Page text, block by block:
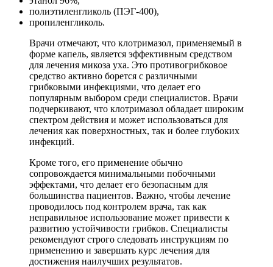
полиэтиленгликоль (ПЭГ-400),
пропиленгликоль.
Врачи отмечают, что клотримазол, применяемый в
форме капель, является эффективным средством
для лечения микоза уха. Это противогрибковое
средство активно борется с различными
грибковыми инфекциями, что делает его
популярным выбором среди специалистов. Врачи
подчеркивают, что клотримазол обладает широким
спектром действия и может использоваться для
лечения как поверхностных, так и более глубоких
инфекций.
Кроме того, его применение обычно
сопровождается минимальными побочными
эффектами, что делает его безопасным для
большинства пациентов. Важно, чтобы лечение
проводилось под контролем врача, так как
неправильное использование может привести к
развитию устойчивости грибков. Специалисты
рекомендуют строго следовать инструкциям по
применению и завершать курс лечения для
достижения наилучших результатов.